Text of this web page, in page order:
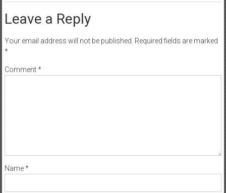
Leave a Reply
Your email address will not be published.